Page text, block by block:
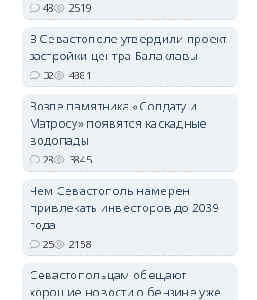
48 2519
В Севастополе утвердили проект
застройки центра Балаклавы
32 4881
Возле памятника «Солдату и
Матросу» появятся каскадные
водопады
28 3845
Чем Севастополь намерен
привлекать инвесторов до 2039
года
25 2158
Севастопольцам обещают
хорошие новости о бензине уже